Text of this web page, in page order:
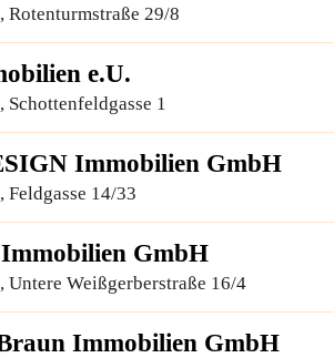
Rotenturmstraße 29/8
e.U.
Schottenfeldgasse 1
Immobilien GmbH
Feldgasse 14/33
GmbH
Untere Weißgerberstraße 16/4
Immobilien GmbH